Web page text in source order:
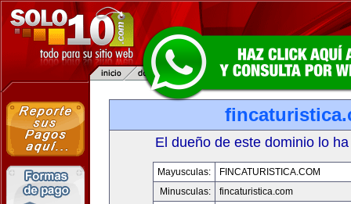
El dueño de este dominio lo
Mayusculas:
FINCATURISTICA.COM
Minusculas:
fincaturistica.com